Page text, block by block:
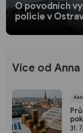
O povodních
policie v
Více od Anna
31. 7.